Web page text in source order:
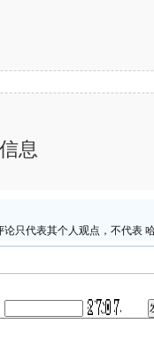
息
论只代表其个人观点，不代表